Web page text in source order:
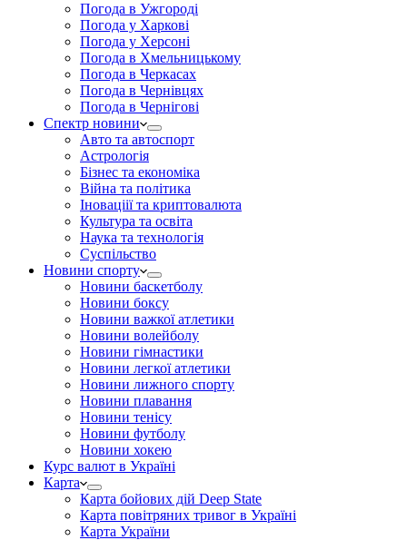
Погода в Ужгороді
Погода у Харкові
Погода у Херсоні
Погода в Хмельницькому
Погода в Черкасах
Погода в Чернівцях
Погода в Чернігові
Спектр новини
Авто та автоспорт
Астрологія
Бізнес та економіка
Війна та політика
Іноваціії та криптовалюта
Культура та освіта
Наука та технологія
Суспільство
Новини спорту
Новини баскетболу
Новини боксу
Новини важкої атлетики
Новини волейболу
Новини гімнастики
Новини легкої атлетики
Новини лижного спорту
Новини плавання
Новини тенісу
Новини футболу
Новини хокею
Курс валют в Україні
Карта
Карта бойових дій Deep State
Карта повітряних тривог в Україні
Карта України